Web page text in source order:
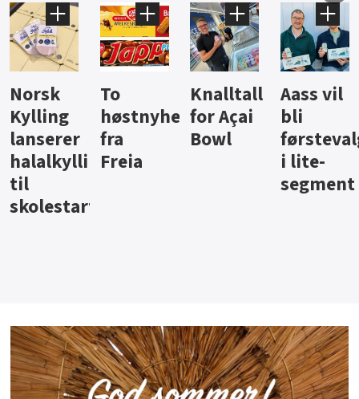
Knalltall
for Açai
Bowl
Aass vil
bli
førstevalg
i lite-
Brus og
jus fra
Berentsen
Hard
iste fra
Hansa